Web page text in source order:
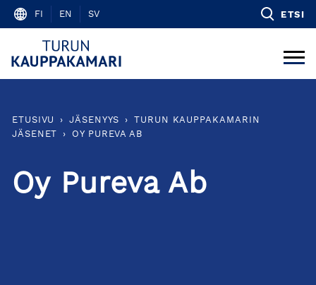
Skip
content
FI EN SV ETSI
ETUSIVU › JÄSENYYS ›
TURUN KAUPPAKAMARIN
JÄSENET
› OY PUREVA AB
Oy Pureva Ab